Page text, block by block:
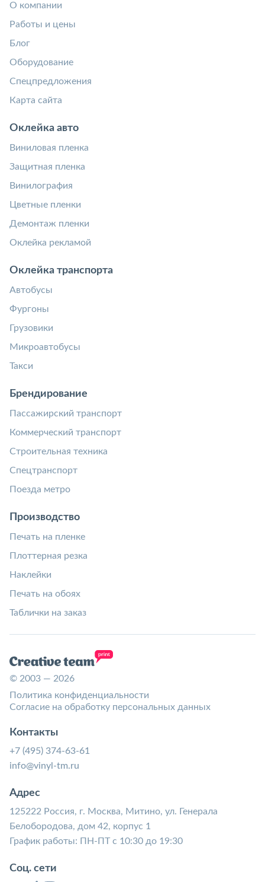
О компании
Работы и цены
Блог
Оборудование
Спецпредложения
Карта сайта
Оклейка авто
Виниловая пленка
Защитная пленка
Винилография
Цветные пленки
Демонтаж пленки
Оклейка рекламой
Оклейка транспорта
Автобусы
Фургоны
Грузовики
Микроавтобусы
Такси
Брендирование
Пассажирский транспорт
Коммерческий транспорт
Строительная техника
Спецтранспорт
Поезда метро
Производство
Печать на пленке
Плоттерная резка
Наклейки
Печать на обоях
Таблички на заказ
© 2003 — 2026
Политика конфиденциальности
Согласие на обработку персональных данных
Контакты
+7 (495) 374-63-61
info@vinyl-tm.ru
Адрес
125222 Россия, г. Москва, Митино, ул. Генерала
Белобородова, дом 42, корпус 1
График работы: ПН-ПТ с 10:30 до 19:30
Соц. сети